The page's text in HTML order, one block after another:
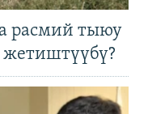
расмий тыюу
жетиштүүбү?